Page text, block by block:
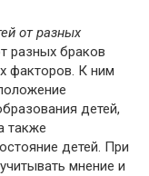
от разных
разных браков
факторов. К ним
детей,
также
детей. При
мнение и